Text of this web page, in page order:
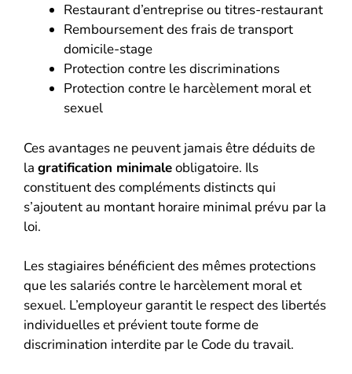
Restaurant d’entreprise ou titres-restaurant
Remboursement des frais de transport
domicile-stage
Protection contre les discriminations
Protection contre le harcèlement moral et
sexuel
Ces avantages ne peuvent jamais être déduits de
la gratification minimaleobligatoire. Ils
constituent des compléments distincts qui
s’ajoutent au montant horaire minimal prévu par la
loi.
Les stagiaires bénéficient des mêmes protections
que les salariés contre le harcèlement moral et
sexuel. L’employeur garantit le respect des libertés
individuelles et prévient toute forme de
discrimination interdite par le Code du travail.